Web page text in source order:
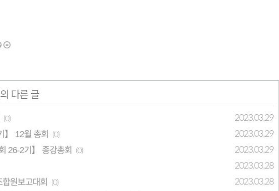
다른 글
(0) 2023.03.29
】 12월 총회 (0) 2023.03.29
26-2기】 종강총회 (0) 2023.03.29
2023.03.28
원보고대회 (0) 2023.03.28